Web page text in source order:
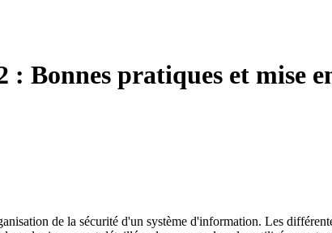
: Bonnes pratiques et mise
de la sécurité d'un système d'information. Les